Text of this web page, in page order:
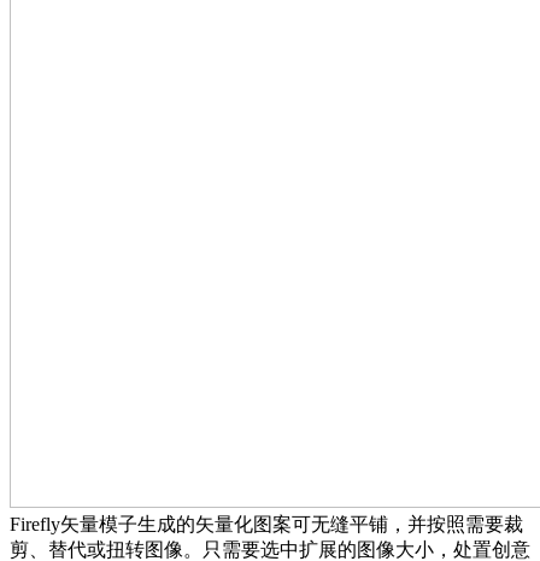
Firefly矢量模子生成的矢量化图案可无缝平铺，并按照需要裁
剪、替代或扭转图像。只需要选中扩展的图像大小，处置创意